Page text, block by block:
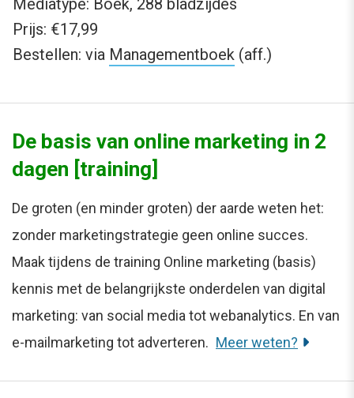
Mediatype: Boek, 288 bladzijdes
Prijs: €17,99
Bestellen: via Managementboek (aff.)
De basis van online marketing in 2
dagen [training]
De groten (en minder groten) der aarde weten het:
zonder marketingstrategie geen online succes.
Maak tijdens de training Online marketing (basis)
kennis met de belangrijkste onderdelen van digital
marketing: van social media tot webanalytics. En van
e-mailmarketing tot adverteren. Meer weten?